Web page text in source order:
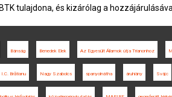
tulajdona, és kizárólag a
Bánság Benedek Elek Az Egyesült Államok útja Trianonhoz
I.C. Brătianu Nagy Szabolcs spanyolnátha áruhiány Svájc